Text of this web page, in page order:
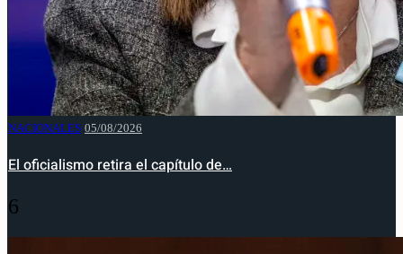
NACIONALES 05/08/2026
El oficialismo retira el capítulo de…
6